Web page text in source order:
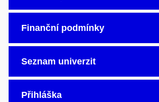
Finanční podmínky
Seznam univerzit
Přihláška